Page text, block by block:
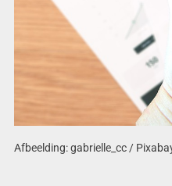
Afbeelding: gabrielle_cc /